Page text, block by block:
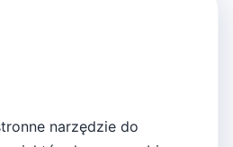
narzędzie do